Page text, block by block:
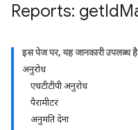
Reports: getId
इस पेज पर, यह जानकारी उपलब्ध है
अनुरोध
एचटीटीपी अनुरोध
पैरामीटर
अनुमति देना